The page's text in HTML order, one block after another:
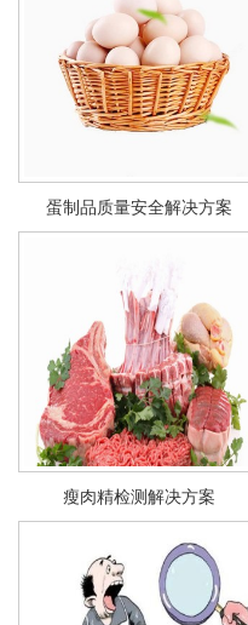
蛋制品质量安全解决方案
瘦肉精检测解决方案